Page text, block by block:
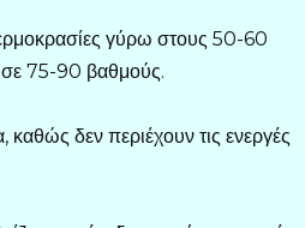
γύρω στους 50-60
σε 75-90 βαθμούς.
δεν περιέχουν τις ενεργές